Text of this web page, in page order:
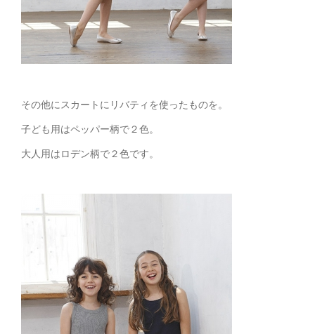
その他にスカートにリバティを使ったものを。
子ども用はペッパー柄で２色。
大人用はロデン柄で２色です。